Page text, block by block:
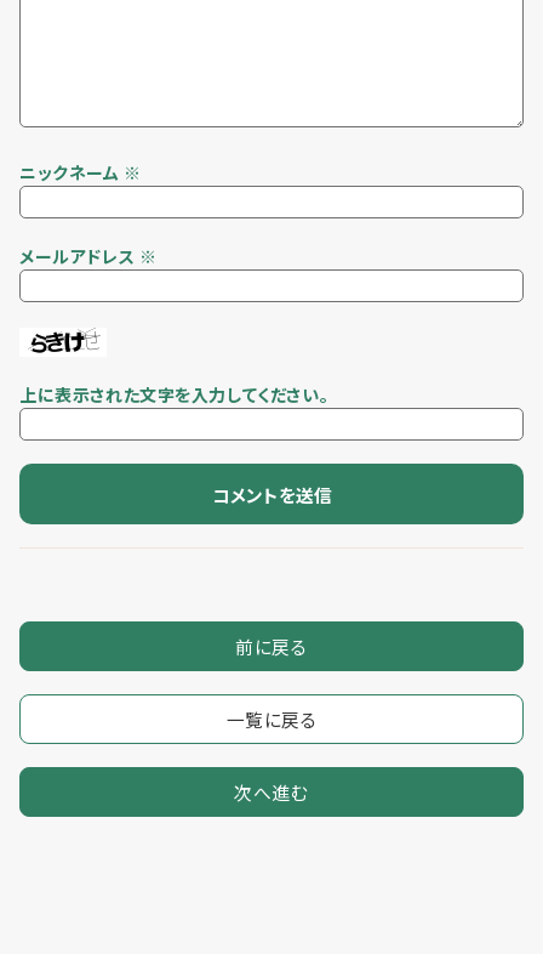
ニックネーム ※
メールアドレス ※
上に表示された文字を入力してください。
前に戻る
一覧に戻る
次へ進む